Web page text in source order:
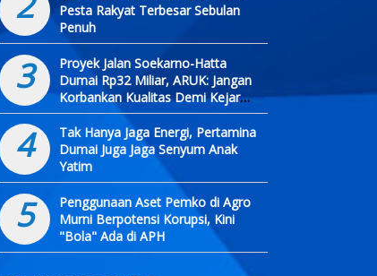
Pesta Rakyat Terbesar Sebulan
Penuh
3
Proyek Jalan Soekarno-Hatta
Dumai Rp32 Miliar, ARUK: Jangan
Korbankan Kualitas Demi Kejar
Target
4
Tak Hanya Jaga Energi, Pertamina
Dumai Juga Jaga Senyum Anak
Yatim
5
Penggunaan Aset Pemko di Agro
Murni Berpotensi Korupsi, Kini
"Bola" Ada di APH